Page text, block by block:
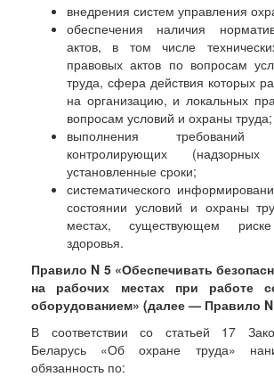
внедрения систем управления
обеспечения наличия
актов, в том числе
правовых актов по вопросам
труда, сфера действия которых
на организацию, и локальных
вопросам условий и охраны труда;
выполнения требований
контролирующих
установленные сроки;
систематического
состоянии условий и охраны
местах, существующем
здоровья.
Правило N 5 «Обеспечивать
на рабочих местах при работе
оборудованием» (далее — Правило N
В соответствии со статьей 17
Беларусь «Об охране труда»
обязанность по: